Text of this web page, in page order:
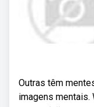
Outras têm
imagens mentais.